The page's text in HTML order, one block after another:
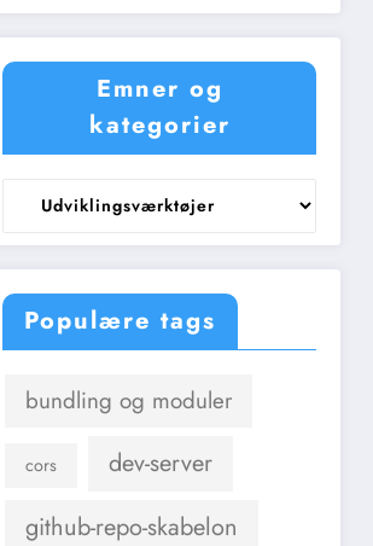
Emner og
kategorier
Emner
kategorier
Populære tags
bundling og moduler
cors
dev-server
github-repo-skabelon